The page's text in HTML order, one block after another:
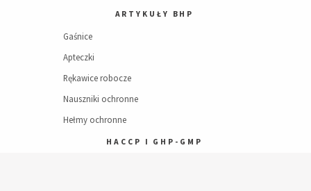
ARTYKUŁY BHP
Gaśnice
Apteczki
Rękawice robocze
Nauszniki ochronne
Hełmy ochronne
HACCP I GHP-GMP